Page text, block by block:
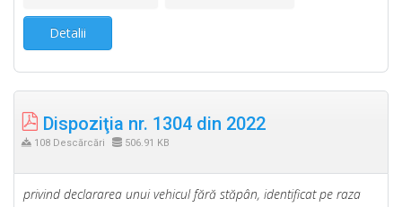
Detalii
Dispoziţia nr. 1304 din 2022
108 Descărcări 506.91 KB
privind declararea unui vehicul fără stăpân, identificat pe raza